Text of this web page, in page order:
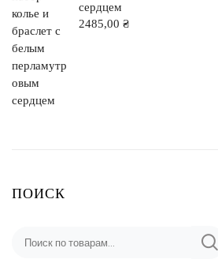
сердцем
2485,00 ₴
ПОИСК